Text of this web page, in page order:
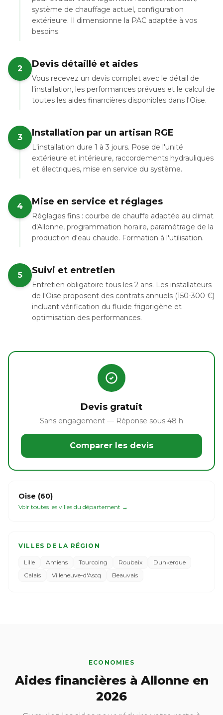
système de chauffage actuel, configuration
extérieure. Il dimensionne la PAC adaptée à vos
besoins.
2 Devis détaillé et aides
Vous recevez un devis complet avec le détail de
l'installation, les performances prévues et le calcul de
toutes les aides financières disponibles dans l'Oise.
3 Installation par un artisan RGE
L'installation dure 1 à 3 jours. Pose de l'unité
extérieure et intérieure, raccordements hydrauliques
et électriques, mise en service du système.
4 Mise en service et réglages
Réglages fins : courbe de chauffe adaptée au climat
d'Allonne, programmation horaire, paramétrage de la
production d'eau chaude. Formation à l'utilisation.
5 Suivi et entretien
Entretien obligatoire tous les 2 ans. Les installateurs
de l'Oise proposent des contrats annuels (150-300 €)
incluant vérification du fluide frigorigène et
optimisation des performances.
Devis gratuit
Sans engagement — Réponse sous 48 h
Comparer les devis
Oise (60)
Voir toutes les villes du département →
VILLES DE LA RÉGION
Lille Amiens Tourcoing Roubaix
Dunkerque
Calais
Villeneuve-d'Ascq Beauvais
ECONOMIES
Aides financières à Allonne en
2026